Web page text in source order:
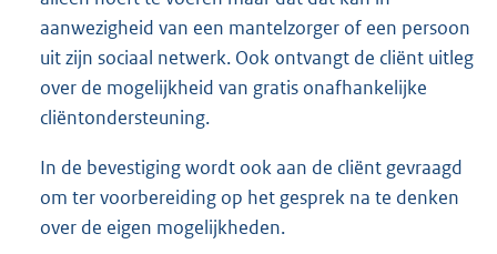
aanwezigheid van een mantelzorger of een persoon
uit zijn sociaal netwerk. Ook ontvangt de cliënt uitleg
over de mogelijkheid van gratis onafhankelijke
cliëntondersteuning.
In de bevestiging wordt ook aan de cliënt gevraagd
om ter voorbereiding op het gesprek na te denken
over de eigen mogelijkheden.